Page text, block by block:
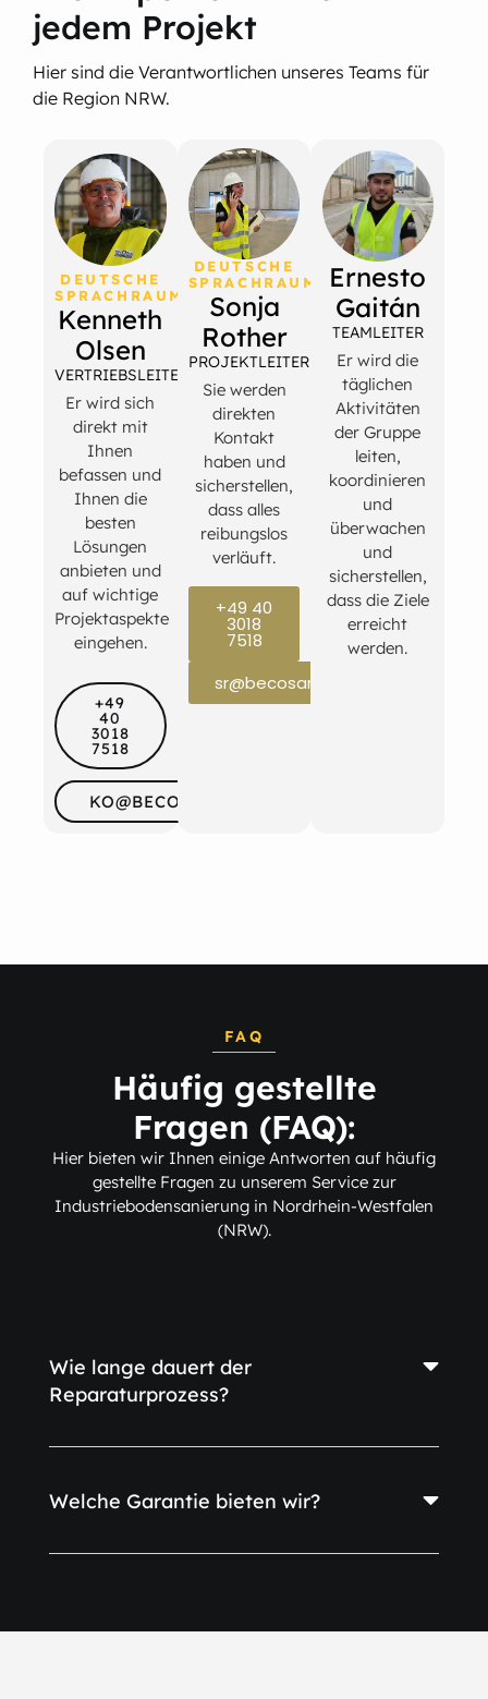
jedem Projekt
Hier sind die Verantwortlichen unseres Teams für
die Region NRW.
DEUTSCHE
SPRACHRAUM
Kenneth
Olsen
VERTRIEBSLEITER
Er wird sich
direkt mit
Ihnen
befassen und
Ihnen die
besten
Lösungen
anbieten und
auf wichtige
Projektaspekte
eingehen.
+49
40
3018
7518
KO@BECOSAN.COM
DEUTSCHE
SPRACHRAUM
Sonja
Rother
PROJEKTLEITERIN
Sie werden
direkten
Kontakt
haben und
sicherstellen,
dass alles
reibungslos
verläuft.
+49 40
3018
7518
sr@becosan.com
Ernesto
Gaitán
TEAMLEITER
Er wird die
täglichen
Aktivitäten
der Gruppe
leiten,
koordinieren
und
überwachen
und
sicherstellen,
dass die Ziele
erreicht
werden.
FAQ
Häufig gestellte
Fragen (FAQ):
Hier bieten wir Ihnen einige Antworten auf häufig
gestellte Fragen zu unserem Service zur
Industriebodensanierung in Nordrhein-Westfalen
(NRW).
Wie lange dauert der
Reparaturprozess?
Welche Garantie bieten wir?